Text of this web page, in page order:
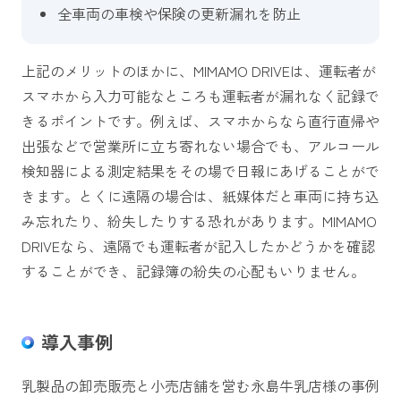
全車両の車検や保険の更新漏れを防止
上記のメリットのほかに、MIMAMO DRIVEは、運転者が
スマホから入力可能なところも運転者が漏れなく記録で
きるポイントです。例えば、スマホからなら直行直帰や
出張などで営業所に立ち寄れない場合でも、アルコール
検知器による測定結果をその場で日報にあげることがで
きます。とくに遠隔の場合は、紙媒体だと車両に持ち込
み忘れたり、紛失したりする恐れがあります。MIMAMO
DRIVEなら、遠隔でも運転者が記入したかどうかを確認
することができ、記録簿の紛失の心配もいりません。
導入事例
乳製品の卸売販売と小売店舗を営む永島牛乳店様の事例